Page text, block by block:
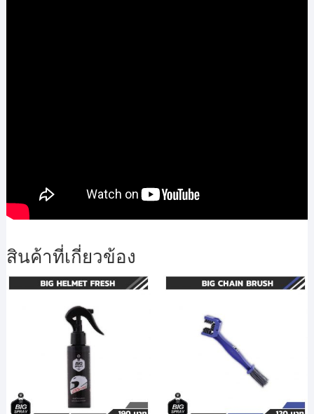
สินค้าที่เกี่ยวข้อง